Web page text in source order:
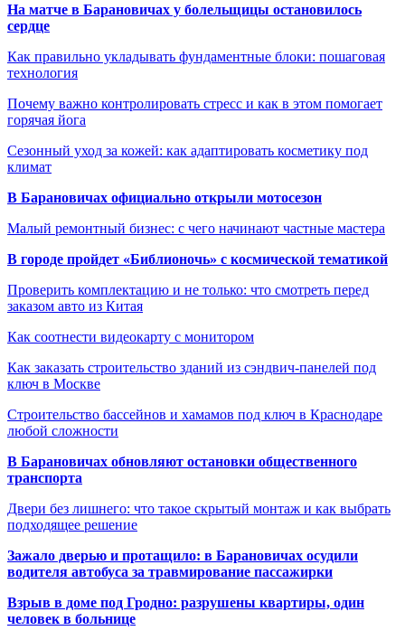
На матче в Барановичах у болельщицы остановилось
сердце
Как правильно укладывать фундаментные блоки: пошаговая
технология
Почему важно контролировать стресс и как в этом помогает
горячая йога
Сезонный уход за кожей: как адаптировать косметику под
климат
В Барановичах официально открыли мотосезон
Малый ремонтный бизнес: с чего начинают частные мастера
В городе пройдет «Библионочь» с космической тематикой
Проверить комплектацию и не только: что смотреть перед
заказом авто из Китая
Как соотнести видеокарту с монитором
Как заказать строительство зданий из сэндвич-панелей под
ключ в Москве
Строительство бассейнов и хамамов под ключ в Краснодаре
любой сложности
В Барановичах обновляют остановки общественного
транспорта
Двери без лишнего: что такое скрытый монтаж и как выбрать
подходящее решение
Зажало дверью и протащило: в Барановичах осудили
водителя автобуса за травмирование пассажирки
Взрыв в доме под Гродно: разрушены квартиры, один
человек в больнице